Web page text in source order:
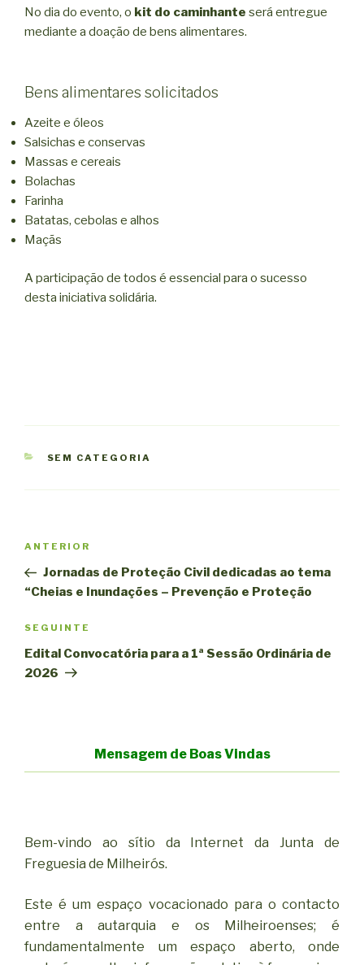
No dia do evento, o kit do caminhante será entregue
mediante a doação de bens alimentares.
Bens alimentares solicitados
Azeite e óleos
Salsichas e conservas
Massas e cereais
Bolachas
Farinha
Batatas, cebolas e alhos
Maçãs
A participação de todos é essencial para o sucesso
desta iniciativa solidária.
CATEGORIAS
SEM CATEGORIA
artigos
Conteúdo
anterior
ANTERIOR
Jornadas de Proteção Civil dedicadas ao tema
“Cheias e Inundações – Prevenção e Proteção
Conteúdo
seguinte
SEGUINTE
Edital Convocatória para a 1ª Sessão Ordinária de
2026
Mensagem de Boas Vindas
Bem-vindo ao sítio da Internet da Junta de
Freguesia de Milheirós.
Este é um espaço vocacionado para o contacto
entre a autarquia e os Milheiroenses; é
fundamentalmente um espaço aberto, onde